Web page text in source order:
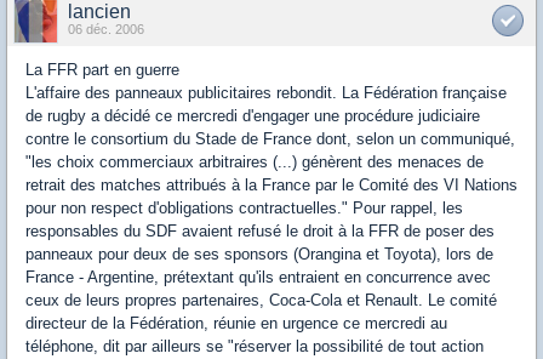
lancien
06 déc. 2006
La FFR part en guerre
L'affaire des panneaux publicitaires rebondit. La Fédération française
de rugby a décidé ce mercredi d'engager une procédure judiciaire
contre le consortium du Stade de France dont, selon un communiqué,
"les choix commerciaux arbitraires (...) génèrent des menaces de
retrait des matches attribués à la France par le Comité des VI Nations
pour non respect d'obligations contractuelles." Pour rappel, les
responsables du SDF avaient refusé le droit à la FFR de poser des
panneaux pour deux de ses sponsors (Orangina et Toyota), lors de
France - Argentine, prétextant qu'ils entraient en concurrence avec
ceux de leurs propres partenaires, Coca-Cola et Renault. Le comité
directeur de la Fédération, réunie en urgence ce mercredi au
téléphone, dit par ailleurs se "réserver la possibilité de tout action